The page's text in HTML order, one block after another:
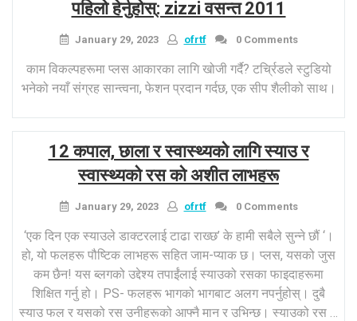
पहिलो हेर्नुहोस्: zizzi वसन्त 2011
January 29, 2023 ofrtf 0 Comments
काम विकल्पहरूमा प्लस आकारका लागि खोजी गर्दै? टर्च्रिडले स्टुडियो
भनेको नयाँ संग्रह सान्त्वना, फेशन प्रदान गर्दछ, एक सीप शैलीको साथ।
12 कपाल, छाला र स्वास्थ्यको लागि स्याउ र
स्वास्थ्यको रस को अशीत लाभहरू
January 29, 2023 ofrtf 0 Comments
‘एक दिन एक स्याउले डाक्टरलाई टाढा राख्छ’ के हामी सबैले सुन्ने छौं ‘।
हो, यो फलहरू पौष्टिक लाभहरू सहित जाम-प्याक छ। प्लस, यसको जुस
कम छैन! यस ब्लगको उद्देश्य तपाईंलाई स्याउको रसका फाइदाहरूमा
शिक्षित गर्नु हो। PS- फलहरू भागको भागबाट अलग नपर्नुहोस्। दुबै
स्याउ फल र यसको रस उनीहरूको आफ्नै मान र उभिन्छ। स्याउको रस …